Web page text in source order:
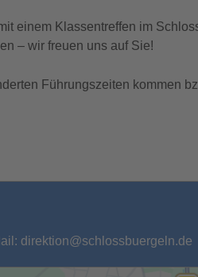
einem Klassentreffen im
– wir freuen uns auf Sie!
Führungszeiten kommen
direktion@schlossbuergeln.de